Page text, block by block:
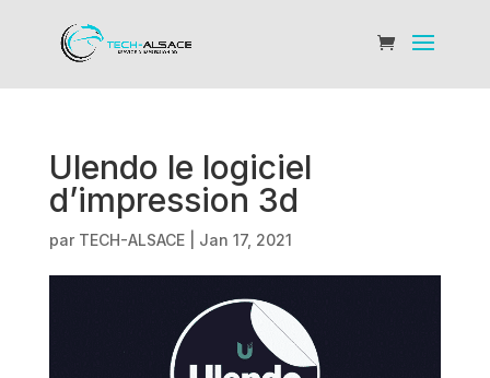
Ulendo le logiciel
d’impression 3d
par TECH-ALSACE| Jan 17, 2021